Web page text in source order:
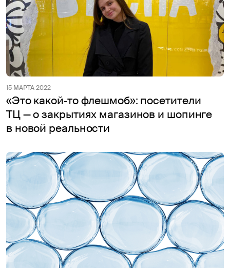
15 МАРТА 2022
«Это какой‑то флешмоб»: посетители
ТЦ — о закрытиях магазинов и шопинге
в новой реальности